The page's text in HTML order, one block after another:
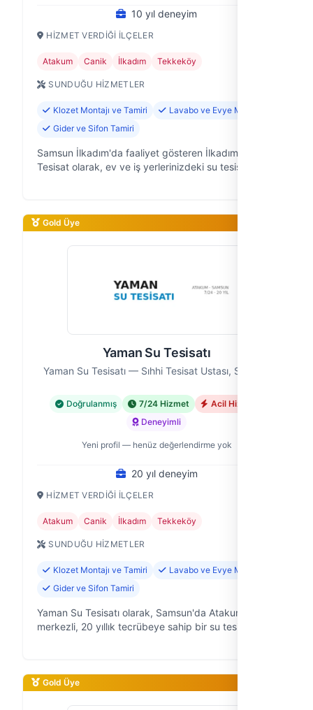
10 yıl deneyim
HIZMET VERDIĞI İLÇELER
Atakum Canik İlkadım Tekkeköy
SUNDUĞU HIZMETLER
Klozet Montajı ve Tamiri
Lavabo ve Evye Montajı
Gider ve Sifon Tamiri
Samsun İlkadım'da faaliyet gösteren İlkadım Su
Tesisat olarak, ev ve iş yerlerinizdeki su tesisatı
Gold Üye
Yaman Su Tesisatı
Yaman Su Tesisatı — Sıhhi Tesisat Ustası, Samsun
Doğrulanmış 7/24 Hizmet
Acil Hizmet
Deneyimli
Yeni profil — henüz değerlendirme yok
20 yıl deneyim
HIZMET VERDIĞI İLÇELER
Atakum Canik İlkadım Tekkeköy
SUNDUĞU HIZMETLER
Klozet Montajı ve Tamiri
Lavabo ve Evye Montajı
Gider ve Sifon Tamiri
Yaman Su Tesisatı olarak, Samsun'da Atakum
merkezli, 20 yıllık tecrübeye sahip bir su tesisatı
Gold Üye